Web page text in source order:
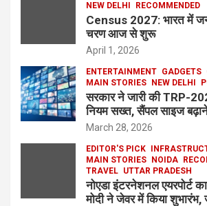
NEW DELHI
RECOMMENDED
Census 2027: भारत में
चरण आज से शुरू
April 1, 2026
ENTERTAINMENT GADGETS
MAIN STORIES
NEW DELHI
सरकार ने जारी की TRP-
नियम सख्त, सैंपल साइज
March 28, 2026
EDITOR'S PICK
MAIN STORIES
NOIDA
TRAVEL UTTAR PRADESH
नोएडा इंटरनेशनल एयरपोर्ट
मोदी ने जेवर में किया